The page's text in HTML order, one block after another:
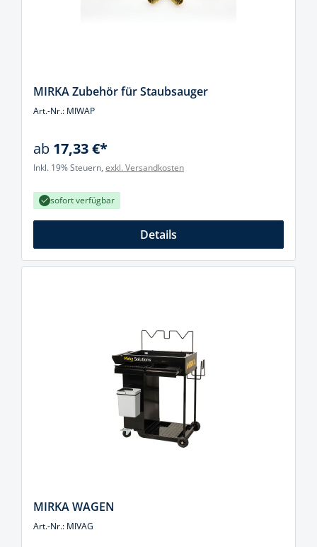
MIRKA Zubehör für Staubsauger
Art.-Nr.: MIWAP
ab 17,33 €*
Inkl. 19% Steuern, exkl. Versandkosten
sofort verfügbar
Details
MIRKA WAGEN
Art.-Nr.: MIVAG